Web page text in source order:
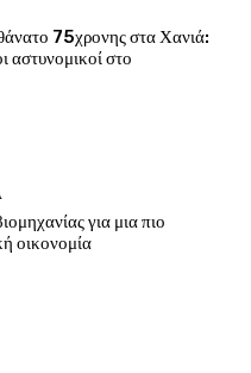
75χρονης στα Χανιά:
αστυνομικοί στο
για μια πιο
οικονομία